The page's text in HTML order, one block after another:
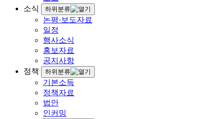
소식
하위분류
논평·보도자료
일정
행사소식
홍보자료
공지사항
정책
하위분류
기본소득
정책자료
법안
인커밍